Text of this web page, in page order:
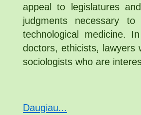
appeal to legislatures
judgments necessary
technological medicine.
doctors, ethicists, lawyers
sociologists who are
Daugiau...